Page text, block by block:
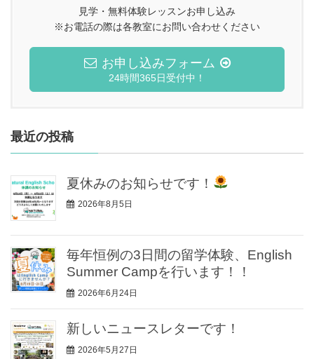
見学・無料体験レッスンお申し込み
※お電話の際は各教室にお問い合わせください
お申し込みフォーム
24時間365日受付中！
最近の投稿
夏休みのお知らせです！
2026年8月5日
毎年恒例の3日間の留学体験、English
Summer Campを行います！！
2026年6月24日
新しいニュースレターです！
2026年5月27日